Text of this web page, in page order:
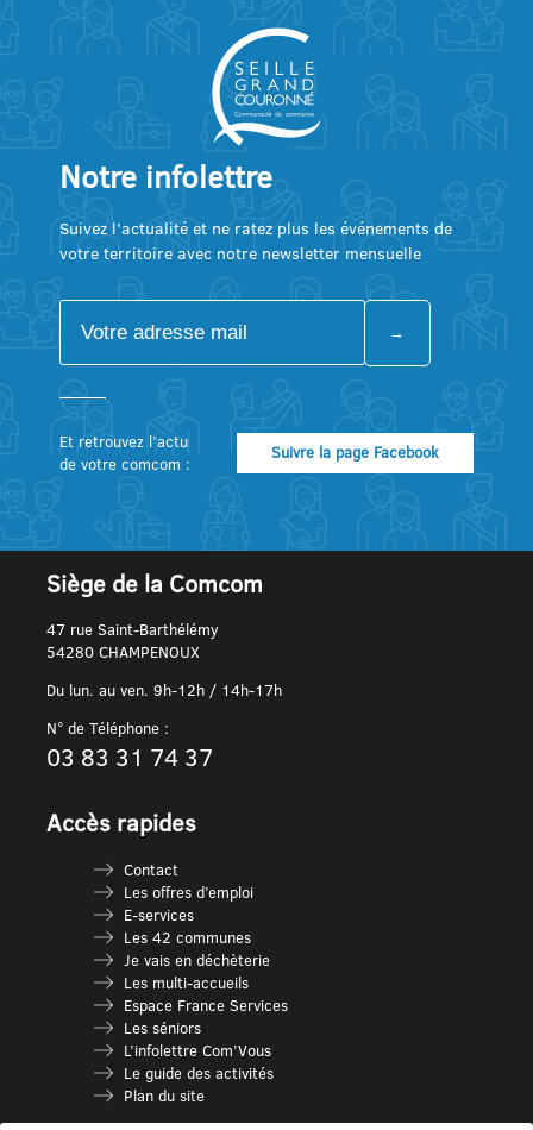
Notre infolettre
Suivez l’actualité et ne ratez plus les événements de
votre territoire avec notre newsletter mensuelle
Et retrouvez l’actu
de votre comcom :
Suivre la page Facebook
Siège de la Comcom
47 rue Saint-Barthélémy
54280 CHAMPENOUX
Du lun. au ven. 9h-12h / 14h-17h
N° de Téléphone :
03 83 31 74 37
Accès rapides
Contact
Les offres d’emploi
E-services
Les 42 communes
Je vais en déchèterie
Les multi-accueils
Espace France Services
Les séniors
L’infolettre Com’Vous
Le guide des activités
Plan du site